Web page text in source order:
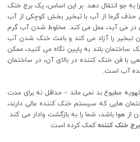
را به جو انتقال دهد. بر این اساس، یک برج خنک
حذف گرما از آب با تبخیر بخش کوچکی از آب
در می آید، عمل می کند. مخلوط شدن آب گرم
تبخیر را آزاد می کند و باعث خنک شدن آب
ساختمان بلند به پایین نگاه می کنید، ممکن
با فن خنک کننده در بالای آن، در ساختمان
آب است.
مطبوع بد نمی ماند – حداقل نه برای مدت
هایی که سیستم خنک‌ کننده عالی دارند،
از هوا باشد، شما را به بازگشت وادار می ‌کند.
خنک کننده کمک کرده است.